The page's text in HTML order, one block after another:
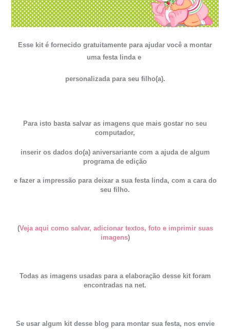
Esse kit é fornecido gratuitamente para ajudar você a montar
uma festa linda e
personalizada para seu filho(a).
Para isto basta salvar as imagens que mais gostar no seu
computador,
inserir os dados do(a) aniversariante com a ajuda de algum
programa de edição
e fazer a impressão para deixar a sua festa linda, com a cara do
seu filho.
(Veja aqui como salvar, adicionar textos, foto e imprimir suas
imagens)
Todas as imagens usadas para a elaboração desse kit foram
encontradas na net.
Se usar algum kit desse blog para montar sua festa, nos envie